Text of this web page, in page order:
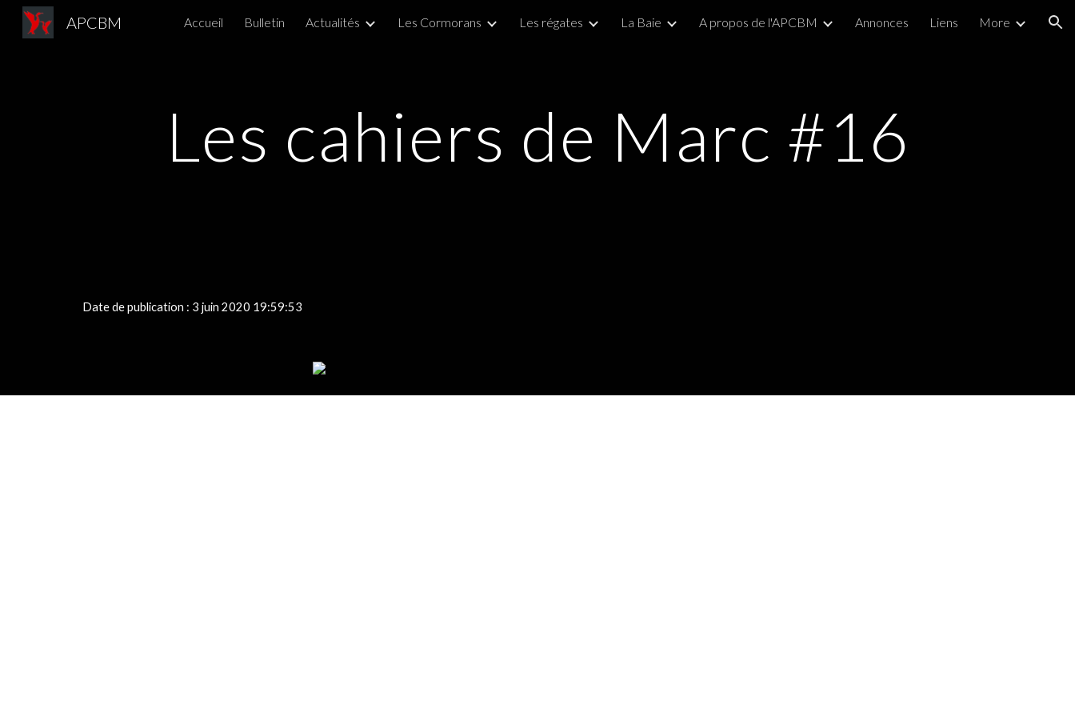
Skip to main content Skip to navigation
APCBM Accueil Bulletin Actualités Les Cormorans Les régates La Baie A propos de l'APCBM Annonces Liens More
Les cahiers de Marc #16
Date de publication : 3 juin 2020 19:59:53